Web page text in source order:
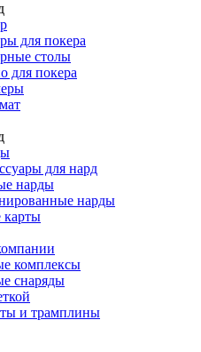
для покера
столы
для покера
для нард
нарды
нарды
карты
комплексы
снаряды
и трамплины